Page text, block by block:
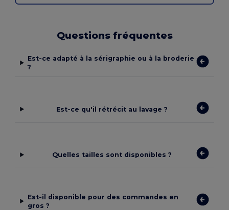
Questions fréquentes
Est-ce adapté à la sérigraphie ou à la broderie
?
Est-ce qu'il rétrécit au lavage ?
Quelles tailles sont disponibles ?
Est-il disponible pour des commandes en
gros ?